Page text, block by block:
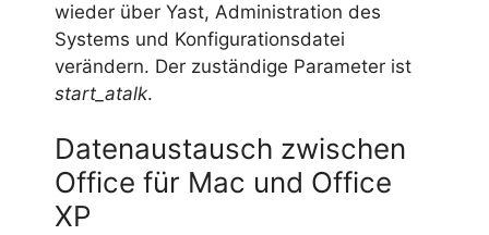
wieder über Yast, Administration des
Systems und Konfigurationsdatei
verändern. Der zuständige Parameter ist
start_atalk.
Datenaustausch zwischen
Office für Mac und Office
XP